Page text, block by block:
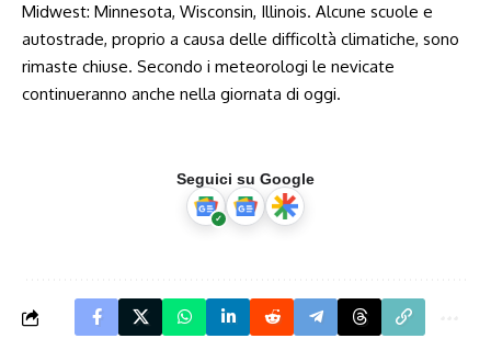
Midwest: Minnesota, Wisconsin, Illinois. Alcune scuole e
autostrade, proprio a causa delle difficoltà climatiche, sono
rimaste chiuse. Secondo i meteorologi le nevicate
continueranno anche nella giornata di oggi.
Seguici su Google